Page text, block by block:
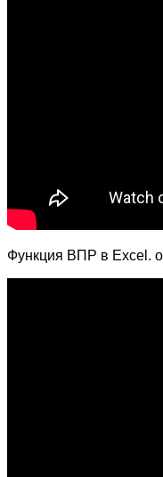
Функция ВПР в Excel.